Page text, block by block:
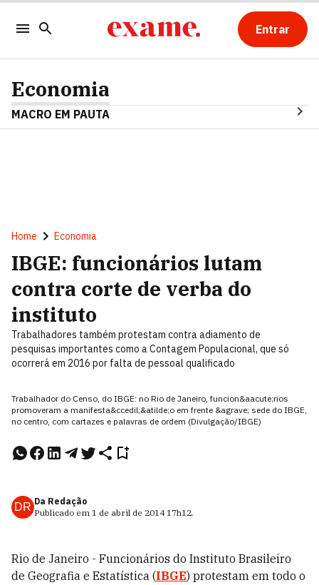
Entrar
Economia
MACRO EM PAUTA
Home Economia
IBGE: funcionários lutam
contra corte de verba do
instituto
Trabalhadores também protestam contra adiamento de
pesquisas importantes como a Contagem Populacional, que só
ocorrerá em 2016 por falta de pessoal qualificado
Trabalhador do Censo, do IBGE: no Rio de Janeiro, funcion&aacute;rios
promoveram a manifesta&ccedil;&atilde;o em frente &agrave; sede do IBGE,
no centro, com cartazes e palavras de ordem (Divulgação/IBGE)
DR Da Redação
Publicado em 1 de abril de 2014 17h12.
Rio de Janeiro - Funcionários do Instituto Brasileiro
de Geografia e Estatística (IBGE) protestam em todo o